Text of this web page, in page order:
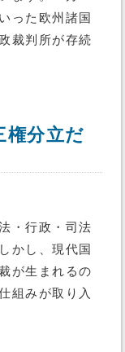
った欧州諸国
裁判所が存続
権分立だ
・行政・司法
かし、現代国
が生まれるの
組みが取り入